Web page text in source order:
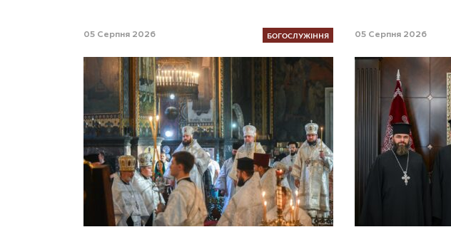
05 Серпня 2026 БОГОСЛУЖІННЯ 05 Серпня 2026